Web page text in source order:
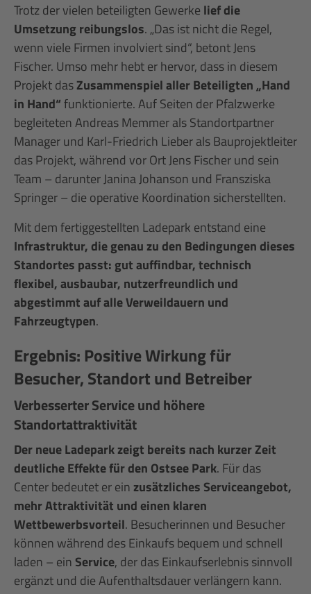
Trotz der vielen beteiligten Gewerke lief die
Umsetzung reibungslos. „Das ist nicht die Regel,
wenn viele Firmen involviert sind“, betont Jens
Fischer. Umso mehr hebt er hervor, dass in diesem
Projekt dasZusammenspiel aller Beteiligten „Hand
in Hand“funktionierte. Auf Seiten der Pfalzwerke
begleiteten Andreas Memmer als Standortpartner
Manager und Karl-Friedrich Lieber als Bauprojektleiter
das Projekt, während vor Ort Jens Fischer und sein
Team – darunter Janina Johanson und Fransziska
Springer – die operative Koordination sicherstellten.
Mit dem fertiggestellten Ladepark entstand eine
Infrastruktur, die genau zu den Bedingungen dieses
Standortes passt: gut auffindbar, technisch
flexibel, ausbaubar, nutzerfreundlich und
abgestimmt auf alle Verweildauern und
Fahrzeugtypen.
Ergebnis: Positive Wirkung für
Besucher, Standort und Betreiber
Verbesserter Service und höhere
Standortattraktivität
Der neue Ladepark zeigt bereits nach kurzer Zeit
deutliche Effekte für den Ostsee Park. Für das
Center bedeutet er ein zusätzliches Serviceangebot,
mehr Attraktivität und einen klaren
Wettbewerbsvorteil. Besucherinnen und Besucher
können während des Einkaufs bequem und schnell
laden – ein Service, der das Einkaufserlebnis sinnvoll
ergänzt und die Aufenthaltsdauer verlängern kann.